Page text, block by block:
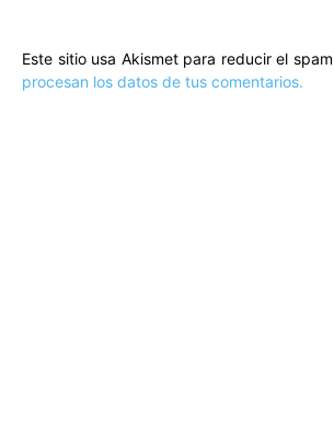
Este sitio usa Akismet para reducir el
procesan los datos de tus comentarios.